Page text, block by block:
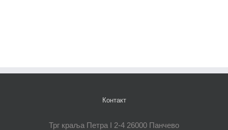
Контакт
Трг краља Петра I 2-4 26000 Панчево